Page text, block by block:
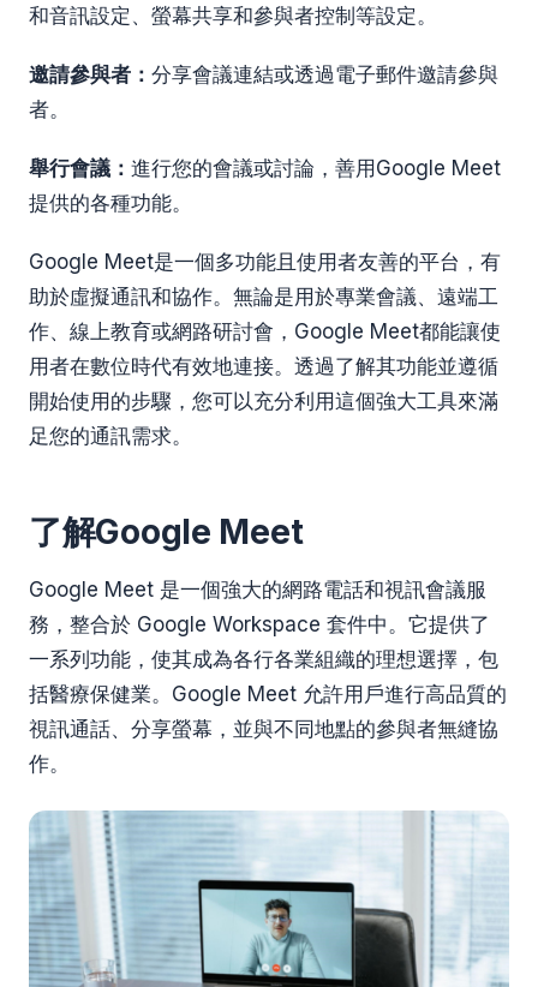
和音訊設定、螢幕共享和參與者控制等設定。
邀請參與者： 分享會議連結或透過電子郵件邀請參與
者。
舉行會議： 進行您的會議或討論，善用Google Meet
提供的各種功能。
Google Meet是一個多功能且使用者友善的平台，有
助於虛擬通訊和協作。無論是用於專業會議、遠端工
作、線上教育或網路研討會，Google Meet都能讓使
用者在數位時代有效地連接。透過了解其功能並遵循
開始使用的步驟，您可以充分利用這個強大工具來滿
足您的通訊需求。
了解Google Meet
Google Meet 是一個強大的網路電話和視訊會議服
務，整合於 Google Workspace 套件中。它提供了
一系列功能，使其成為各行各業組織的理想選擇，包
括醫療保健業。Google Meet 允許用戶進行高品質的
視訊通話、分享螢幕，並與不同地點的參與者無縫協
作。